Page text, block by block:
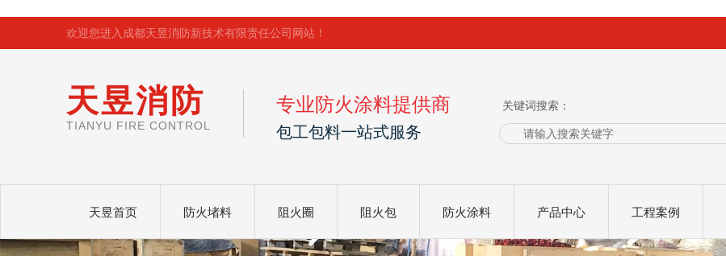
欢迎您进入成都天昱消防新技术有限责任公司网站！
天昱消防
TIANYU FIRE CONTROL
专业防火涂料提供商
包工包料一站式服务
关键词搜索：
天昱首页 防火堵料 阻火圈 阻火包 防火涂料 产品中心 工程案例